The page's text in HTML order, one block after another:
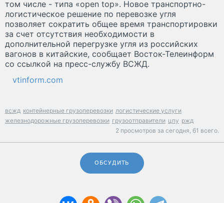
том числе - типа «open top». Новое транспортно-
логистическое решение по перевозке угля
позволяет сократить общее время транспортировки
за счет отсутствия необходимости в
дополнительной перегрузке угля из российских
вагонов в китайские, сообщает Восток-Телеинформ
со ссылкой на пресс-службу ВСЖД.
vtinform.com
всжд контейнерные грузоперевозки логистические услуги
железнодорожные грузоперевозки грузоотправители цпу ржд
2 просмотров за сегодня, 61 всего.
ОБСУДИТЬ